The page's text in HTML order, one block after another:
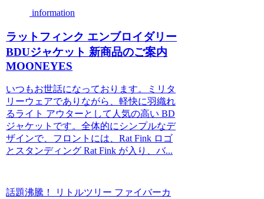
information
ラットフィンク エンブロイダリー
BDUジャケット 新商品のご案内
MOONEYES
いつもお世話になっております。ミリタ
リーウェアでありながら、軽快に羽織れ
るライト アウターとして人気の高い BD
ジャケットです。全体的にシンプルなデ
ザインで、フロントには、Rat Fink ロゴ
とスタンディング Rat Fink が入り、バ...
話題沸騰！ リトルツリー ファイバーカ